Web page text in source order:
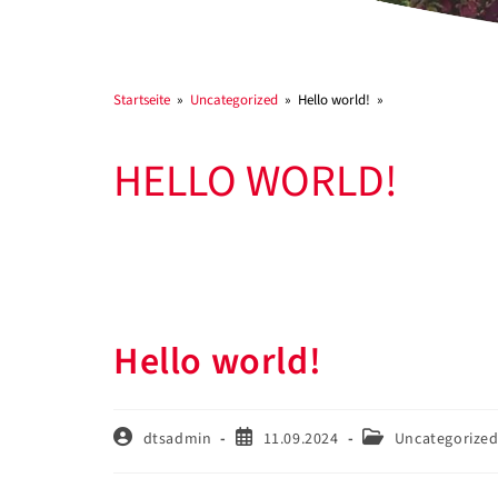
Startseite » Uncategorized » Hello world! »
HELLO WORLD!
Hello world!
dtsadmin 11.09.2024 Uncategorized